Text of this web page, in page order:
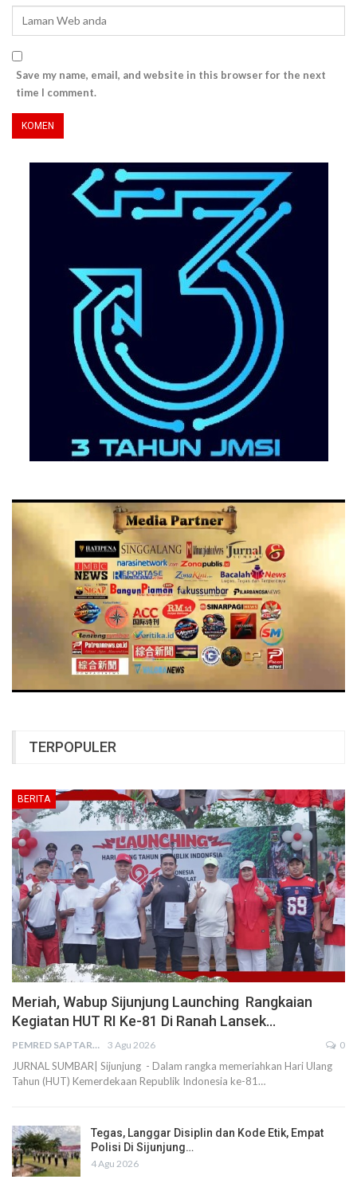
Save my name, email, and website in this browser for the next
time I comment.
TERPOPULER
BERITA
Meriah, Wabup Sijunjung Launching Rangkaian
Kegiatan HUT RI Ke-81 Di Ranah Lansek…
PEMRED SAPTARIUS 3 Agu 2026 0
JURNAL SUMBAR| Sijunjung - Dalam rangka memeriahkan Hari Ulang
Tahun (HUT) Kemerdekaan Republik Indonesia ke-81…
Tegas, Langgar Disiplin dan Kode Etik, Empat
Polisi Di Sijunjung…
4 Agu 2026